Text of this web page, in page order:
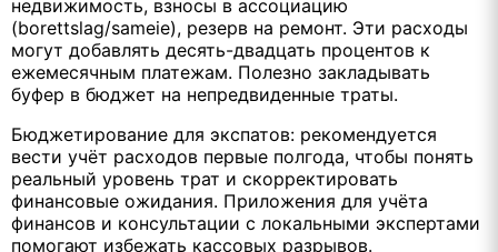
недвижимость, взносы в ассоциацию
(borettslag/sameie), резерв на ремонт. Эти расходы
могут добавлять десять-двадцать процентов к
ежемесячным платежам. Полезно закладывать
буфер в бюджет на непредвиденные траты.
Бюджетирование для экспатов: рекомендуется
вести учёт расходов первые полгода, чтобы понять
реальный уровень трат и скорректировать
финансовые ожидания. Приложения для учёта
финансов и консультации с локальными экспертами
помогают избежать кассовых разрывов.